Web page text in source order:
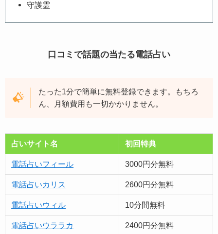
守護霊
口コミで話題の当たる電話占い
たった1分で簡単に無料登録できます。もちろ
ん、月額費用も一切かかりません。
占いサイト名 初回特典
電話占いフィール 3000円分無料
電話占いカリス 2600円分無料
電話占いウィル 10分間無料
電話占いウララカ 2400円分無料